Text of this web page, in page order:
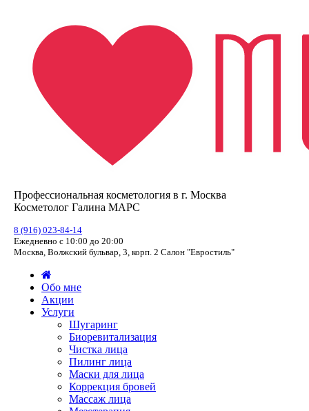
Профессиональная косметология в г. Москва
Косметолог Галина МАРС
8 (916) 023-84-14
Ежедневно с 10:00 до 20:00
Москва, Волжский бульвар, 3, корп. 2 Салон "Евростиль"
Обо мне
Акции
Услуги
Шугаринг
Биоревитализация
Чистка лица
Пилинг лица
Маски для лица
Коррекция бровей
Массаж лица